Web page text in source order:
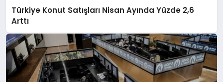
Türkiye Konut Satışları Nisan Ayında Yüzde 2,6
Arttı